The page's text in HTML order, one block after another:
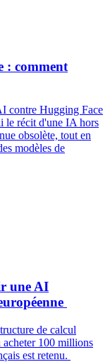
: comment
contre Hugging Face
le récit d'une IA hors
obsolète, tout en
modèles de
une AI
de calcul
acheter 100 millions
est retenu.